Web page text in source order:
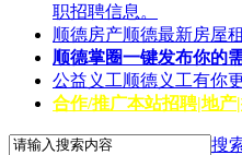
职招聘信息。
顺德房产顺德最新房屋
顺德掌圈一键发布你的
公益义工顺德义工有你
合作/推广本站招聘|地产
搜